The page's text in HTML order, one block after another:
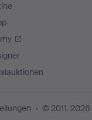
© 2011-